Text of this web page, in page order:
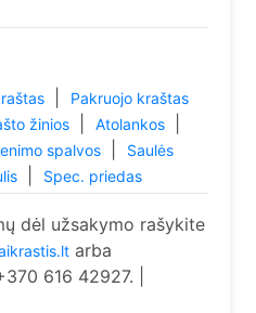
Pakruojo kraštas
žinios Atolankos
spalvos
Saulės
Spec. priedas
dėl užsakymo rašykite
arba
616 42927. |